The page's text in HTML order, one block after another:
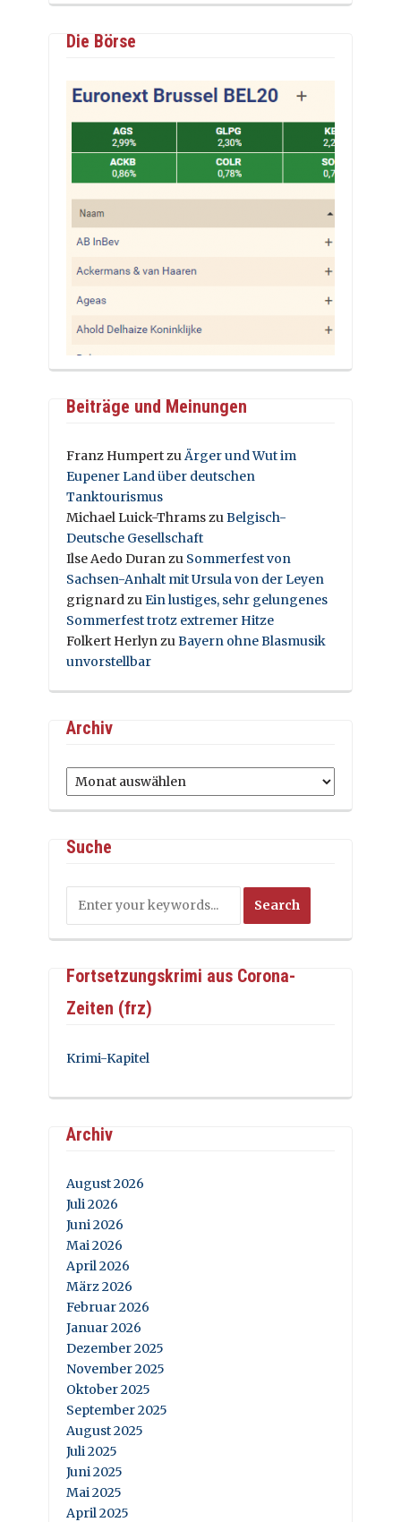
Die Börse
Beiträge und Meinungen
Franz HumpertzuÄrger und Wut im
Eupener Land über deutschen
Tanktourismus
Michael Luick-ThramszuBelgisch-
Deutsche Gesellschaft
Ilse Aedo Duranzu Sommerfest von
Sachsen-Anhalt mit Ursula von der Leyen
grignardzuEin lustiges, sehr gelungenes
Sommerfest trotz extremer Hitze
Folkert HerlynzuBayern ohne Blasmusik
unvorstellbar
Archiv
Archiv
Suche
Fortsetzungskrimi aus Corona-
Zeiten (frz)
Krimi-Kapitel
Archiv
August 2026
Juli 2026
Juni 2026
Mai 2026
April 2026
März 2026
Februar 2026
Januar 2026
Dezember 2025
November 2025
Oktober 2025
September 2025
August 2025
Juli 2025
Juni 2025
Mai 2025
April 2025